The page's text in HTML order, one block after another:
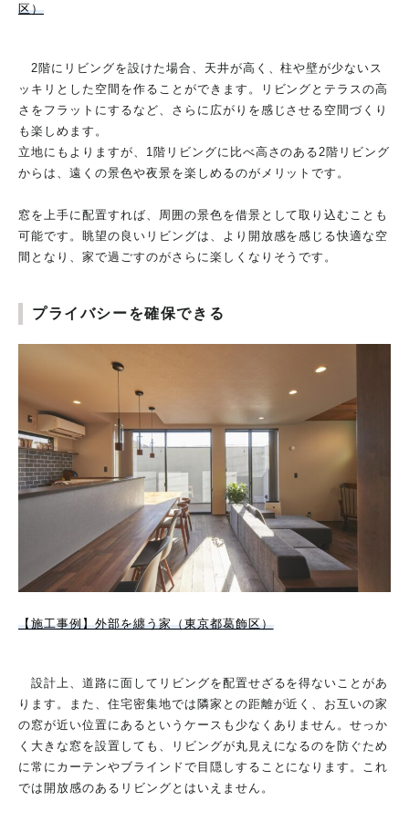
区）
2階にリビングを設けた場合、天井が高く、柱や壁が少ないス
ッキリとした空間を作ることができます。リビングとテラスの高
さをフラットにするなど、さらに広がりを感じさせる空間づくり
も楽しめます。
立地にもよりますが、1階リビングに比べ高さのある2階リビング
からは、遠くの景色や夜景を楽しめるのがメリットです。
窓を上手に配置すれば、周囲の景色を借景として取り込むことも
可能です。眺望の良いリビングは、より開放感を感じる快適な空
間となり、家で過ごすのがさらに楽しくなりそうです。
プライバシーを確保できる
【施工事例】外部を纏う家（東京都葛飾区）
設計上、道路に面してリビングを配置せざるを得ないことがあ
ります。また、住宅密集地では隣家との距離が近く、お互いの家
の窓が近い位置にあるというケースも少なくありません。せっか
く大きな窓を設置しても、リビングが丸見えになるのを防ぐため
に常にカーテンやブラインドで目隠しすることになります。これ
では開放感のあるリビングとはいえません。